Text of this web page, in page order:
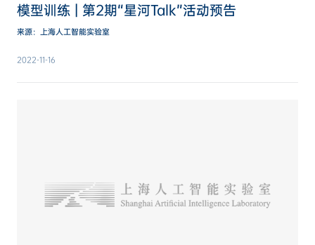
模型训练 | 第2期“星河Talk”活动预告
来源：上海人工智能实验室
2022-11-16